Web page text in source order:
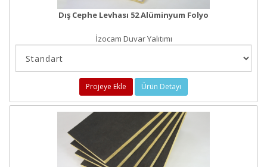
Dış Cephe Levhası 52 Alüminyum Folyo
İzocam Duvar Yalıtımı
Projeye Ekle Ürün Detayı